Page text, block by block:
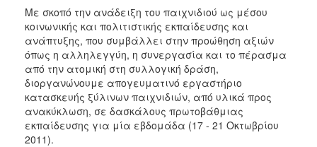
ΔΗΜΟΤΗΣ
ΕΠΙΣΚΕΠΤΗΣ
ΗΡΑΚΛΕΙΟ
Με σκοπό την ανάδειξη του παιχνιδιού ως μέσου
κοινωνικής και πολιτιστικής εκπαίδευσης και
ανάπτυξης, που συμβάλλει στην προώθηση αξιών
όπως η αλληλεγγύη, η συνεργασία και το πέρασμα
από την ατομική στη συλλογική δράση,
διοργανώνουμε απογευματινό εργαστήριο
κατασκευής ξύλινων παιχνιδιών, από υλικά προς
ανακύκλωση, σε δασκάλους πρωτοβάθμιας
εκπαίδευσης για μία εβδομάδα (17 - 21 Οκτωβρίου
2011).